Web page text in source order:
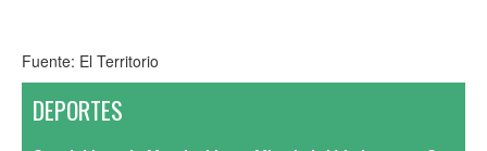
Fuente: El Territorio
DEPORTES